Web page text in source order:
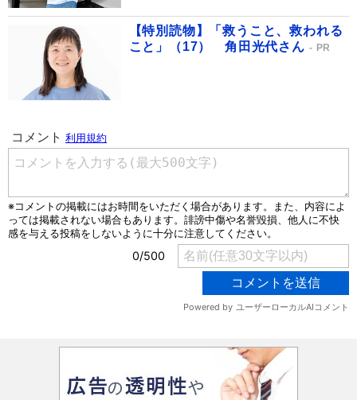
【特別読物】「救うこと、救われる
こと」（17） 角田光代さん
PR